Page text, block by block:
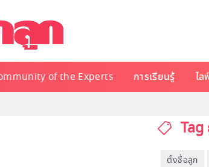
of the Experts การเรียนรู้ ไล
ตั้งชื่อลูก